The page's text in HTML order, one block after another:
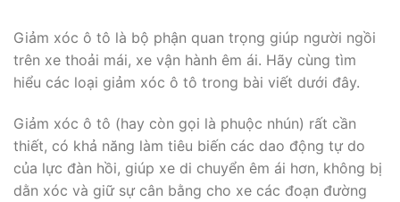
Giảm xóc ô tô là bộ phận quan trọng giúp người ngồi
trên xe thoải mái, xe vận hành êm ái. Hãy cùng tìm
hiểu các loại giảm xóc ô tô trong bài viết dưới đây.
Giảm xóc ô tô (hay còn gọi là phuộc nhún) rất cần
thiết, có khả năng làm tiêu biến các dao động tự do
của lực đàn hồi, giúp xe di chuyển êm ái hơn, không bị
dằn xóc và giữ sự cân bằng cho xe các đoạn đường